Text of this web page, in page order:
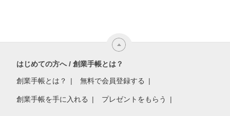
はじめての方へ / 創業手帳とは？
創業手帳とは？ 無料で会員登録する
創業手帳を手に入れる プレゼントをもらう